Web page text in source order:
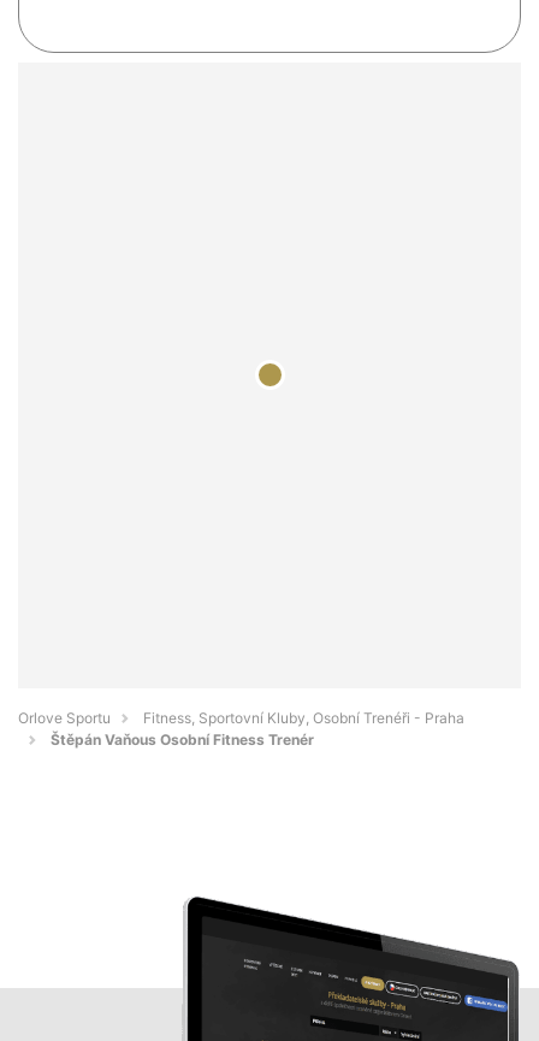
Orlove Sportu
Fitness, Sportovní Kluby, Osobní Trenéři - Praha
Štěpán Vaňous Osobní Fitness Trenér